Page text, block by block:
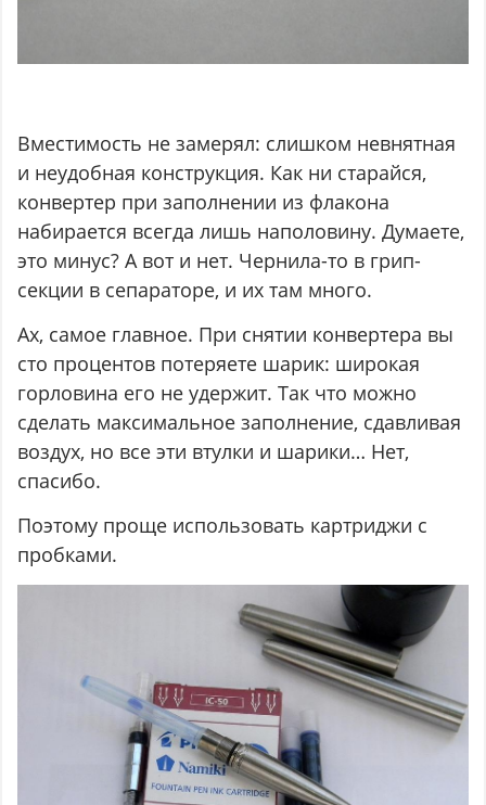
Вместимость не замерял: слишком невнятная
и неудобная конструкция. Как ни старайся,
конвертер при заполнении из флакона
набирается всегда лишь наполовину. Думаете,
это минус? А вот и нет. Чернила-то в грип-
секции в сепараторе, и их там много.
Ах, самое главное. При снятии конвертера вы
сто процентов потеряете шарик: широкая
горловина его не удержит. Так что можно
сделать максимальное заполнение, сдавливая
воздух, но все эти втулки и шарики… Нет,
спасибо.
Поэтому проще использовать картриджи с
пробками.